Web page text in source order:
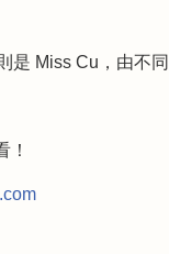
是 Miss Cu，由不
！